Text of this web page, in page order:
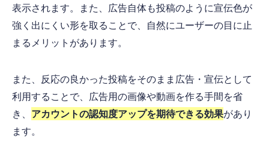
表示されます。また、広告自体も投稿のように宣伝色が
強く出にくい形を取ることで、自然にユーザーの目に止
まるメリットがあります。
また、反応の良かった投稿をそのまま広告・宣伝として
利用することで、広告用の画像や動画を作る手間を省
き、 アカウントの認知度アップを期待できる効果があり
ます。